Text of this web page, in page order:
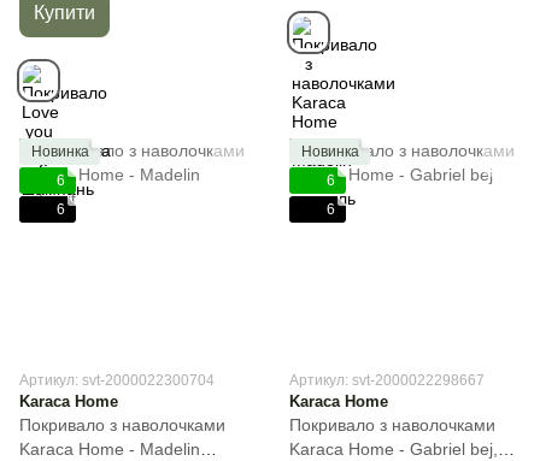
Купити
Новинка
6
6
Артикул: svt-2000022300704
Karaca Home
Покривало з наволочками
Karaca Home - Madelin
Новинка
6
6
Артикул: svt-2000022298667
Karaca Home
Покривало з наволочками
Karaca Home - Gabriel bej,